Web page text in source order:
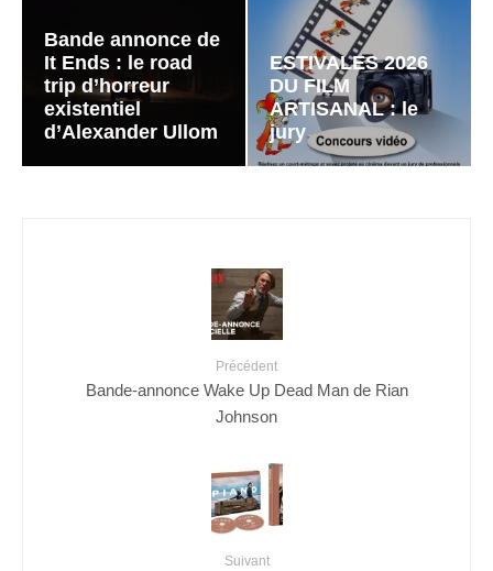
Bande annonce de
It Ends : le road
trip d’horreur
existentiel
d’Alexander Ullom
ESTIVALES 2026
DU FILM
ARTISANAL : le
jury
Précédent
Bande-annonce Wake Up Dead Man de Rian
Johnson
Suivant